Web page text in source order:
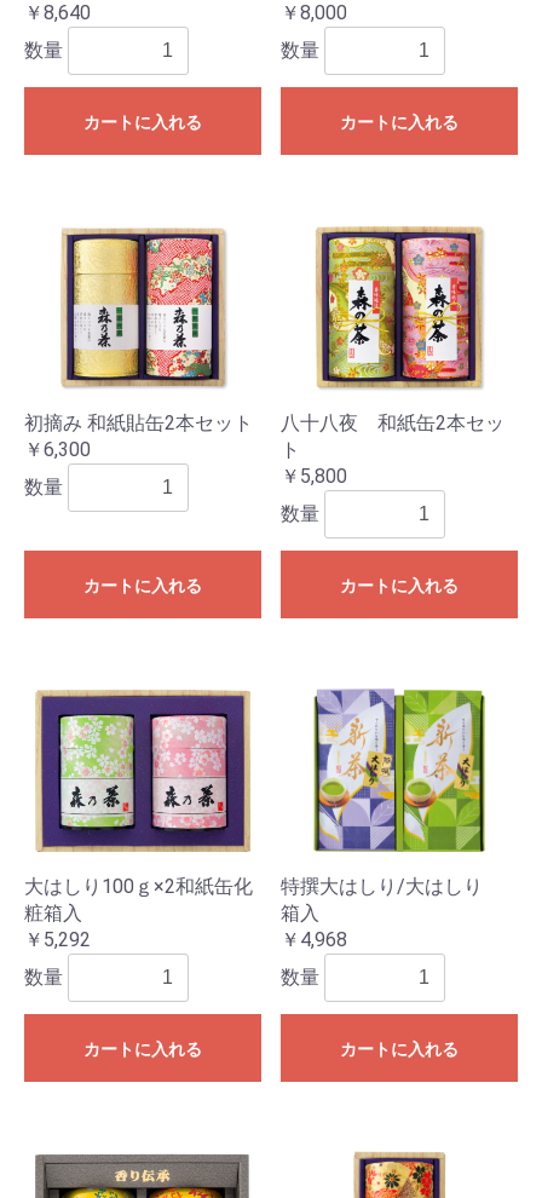
￥8,640
数量
カートに入れる
￥8,000
数量
カートに入れる
初摘み 和紙貼缶2本セット
￥6,300
数量
カートに入れる
八十八夜 和紙缶2本セッ
ト
￥5,800
数量
カートに入れる
大はしり100ｇ×2和紙缶化
粧箱入
￥5,292
数量
カートに入れる
特撰大はしり/大はしり
箱入
￥4,968
数量
カートに入れる